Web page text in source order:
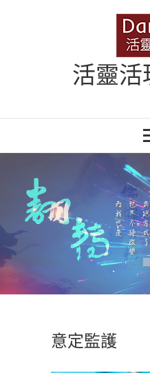
活靈活
意定監護